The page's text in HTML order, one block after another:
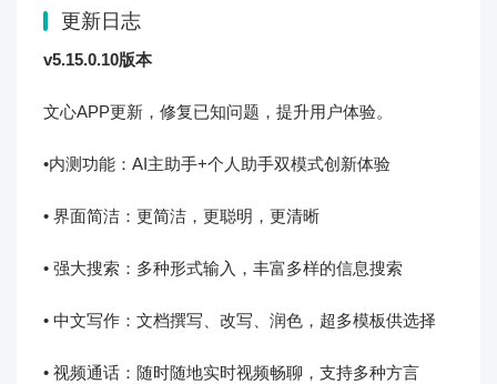
更新日志
v5.15.0.10版本
文心APP更新，修复已知问题，提升用户体验。
•内测功能：AI主助手+个人助手双模式创新体验
• 界面简洁：更简洁，更聪明，更清晰
• 强大搜索：多种形式输入，丰富多样的信息搜索
• 中文写作：文档撰写、改写、润色，超多模板供选择
• 视频通话：随时随地实时视频畅聊，支持多种方言